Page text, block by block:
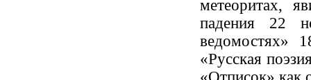
метеоритах,
падения 22
ведомостях»
«Русская